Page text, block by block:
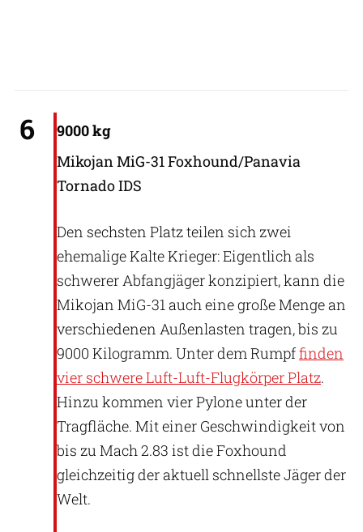
6
9000 kg
Mikojan MiG-31 Foxhound/Panavia
Tornado IDS
Den sechsten Platz teilen sich zwei
ehemalige Kalte Krieger: Eigentlich als
schwerer Abfangjäger konzipiert, kann die
Mikojan MiG-31 auch eine große Menge an
verschiedenen Außenlasten tragen, bis zu
9000 Kilogramm. Unter dem Rumpffinden
vier schwere Luft-Luft-Flugkörper Platz.
Hinzu kommen vier Pylone unter der
Tragfläche. Mit einer Geschwindigkeit von
bis zu Mach 2.83 ist die Foxhound
gleichzeitig der aktuell schnellste Jäger der
Welt.